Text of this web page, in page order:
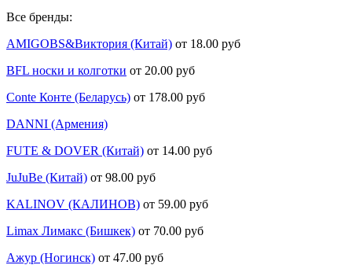
Все бренды:
AMIGOBS&Виктория (Китай) от 18.00 руб
BFL носки и колготки от 20.00 руб
Conte Конте (Беларусь) от 178.00 руб
DANNI (Армения)
FUTE & DOVER (Китай) от 14.00 руб
JuJuBe (Китай) от 98.00 руб
KALINOV (КАЛИНОВ) от 59.00 руб
Limax Лимакс (Бишкек) от 70.00 руб
Ажур (Ногинск) от 47.00 руб